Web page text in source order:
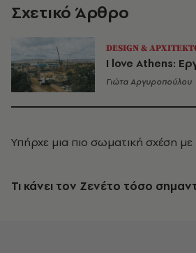
Σχετικό Άρθρο
DESIGN &
I love Athens:
Γιώτα Αργυροπούλου
Υπήρχε μια πιο σωματική σχέση με
Τι κάνει τον Ζενέτο τόσο